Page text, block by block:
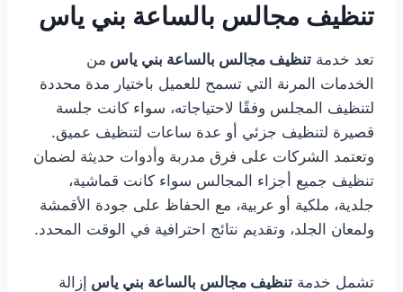
تنظيف مجالس بالساعة بني ياس
تعد خدمة تنظيف مجالس بالساعة بني ياس من
الخدمات المرنة التي تسمح للعميل باختيار مدة محددة
لتنظيف المجلس وفقًا لاحتياجاته، سواء كانت جلسة
قصيرة لتنظيف جزئي أو عدة ساعات لتنظيف عميق.
وتعتمد الشركات على فرق مدربة وأدوات حديثة لضمان
تنظيف جميع أجزاء المجالس سواء كانت قماشية،
جلدية، ملكية أو عربية، مع الحفاظ على جودة الأقمشة
ولمعان الجلد، وتقديم نتائج احترافية في الوقت المحدد.
تشمل خدمة تنظيف مجالس بالساعة بني ياس إزالة